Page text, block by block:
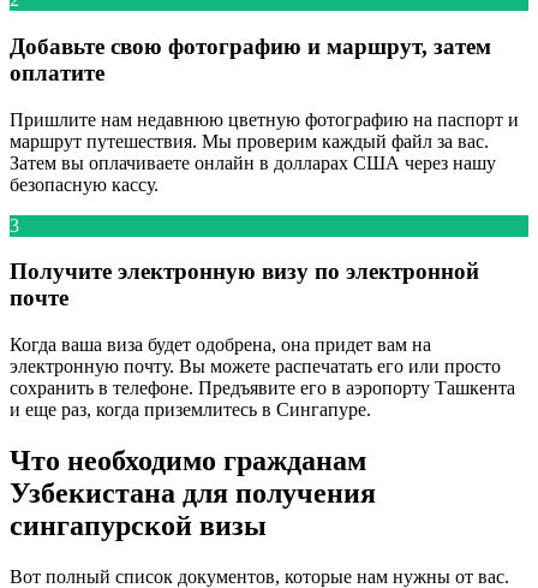
Добавьте свою фотографию и маршрут, затем
оплатите
Пришлите нам недавнюю цветную фотографию на паспорт и
маршрут путешествия. Мы проверим каждый файл за вас.
Затем вы оплачиваете онлайн в долларах США через нашу
безопасную кассу.
3
Получите электронную визу по электронной
почте
Когда ваша виза будет одобрена, она придет вам на
электронную почту. Вы можете распечатать его или просто
сохранить в телефоне. Предъявите его в аэропорту Ташкента
и еще раз, когда приземлитесь в Сингапуре.
Что необходимо гражданам
Узбекистана для получения
сингапурской визы
Вот полный список документов, которые нам нужны от вас.